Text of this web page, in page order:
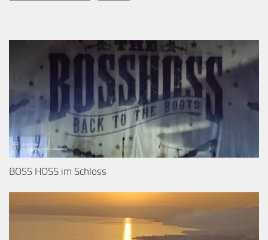
BOSS HOSS im Schloss